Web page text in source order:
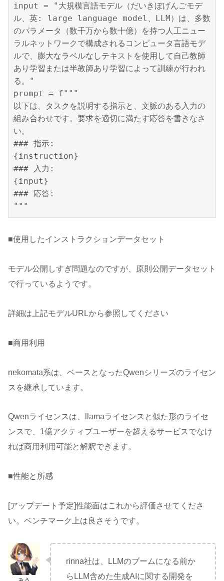
input = "大規模言語モデル（だいきぼげんごモデ
ル、英: large language model、LLM）は、多数
のパラメータ（数千万から数十億）を持つ人工ニュー
ラルネットワークで構成されるコンピュータ言語モデ
ルで、膨大なラベルなしテキストを使用して自己教師
あり学習または半教師あり学習によって訓練が行われ
る。"
prompt = f"""
以下は、タスクを説明する指示と、文脈のある入力の
組み合わせです。要求を適切に満たす応答を書きなさ
い。
### 指示:
{instruction}
### 入力:
{input}
### 応答:
"""
■使用したインストラクションデータセット
モデル公開しすぎ問題なのですが、原則公開データセット
で行っているようです。
詳細は上記モデルURLから参照してください
■商用利用
nekomata系は、ベースとなったQwenシリーズのライセン
スを継承しています。
Qwenライセンスは、llamaライセンスと似た形のライセ
ンスで、1億アクティブユーザーを超えるサービスでなけ
れば商用利用可能と解釈できます。
■性能と所感
[アップデート予定]性能面はこれから評価させてくださ
い。ベンチマーク上は良さそうです。
rinna社は、LLMのブームになる前か
らLLM含めた生成AIに関する開発を